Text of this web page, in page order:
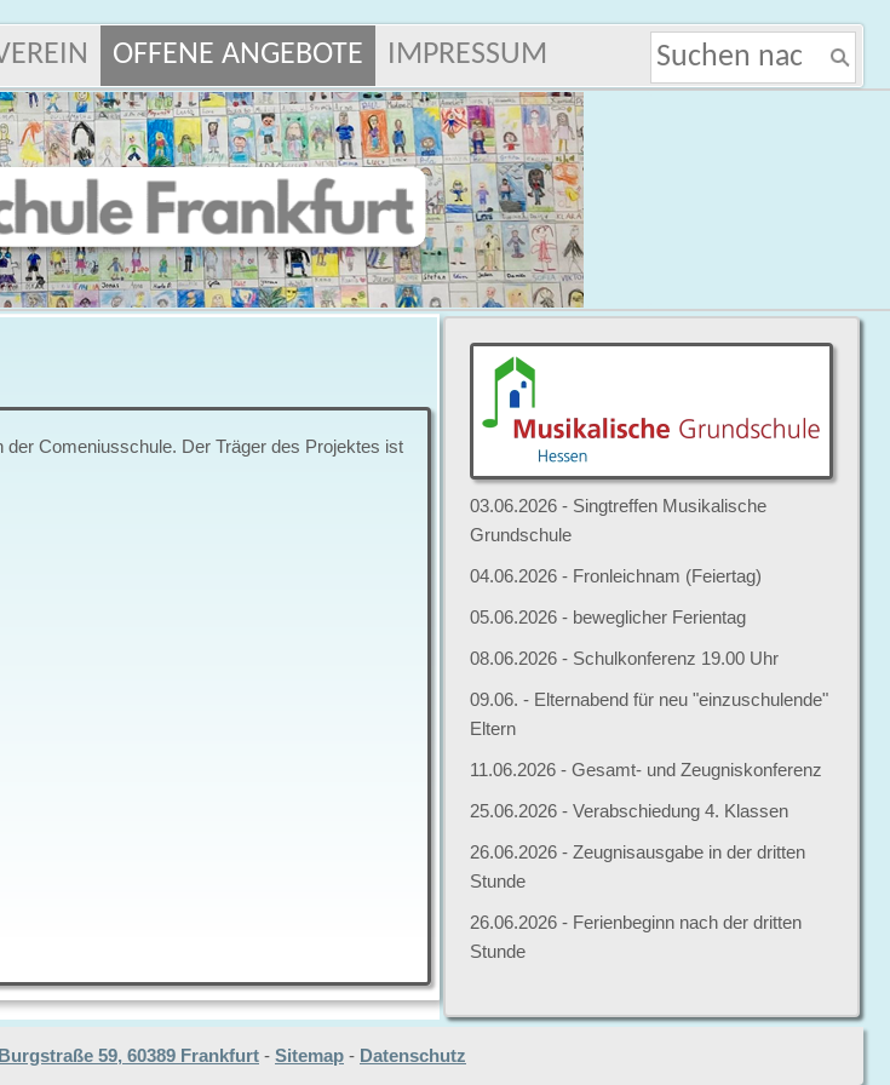
OFFENE ANGEBOTE IMPRESSUM
Comeniusschule. Der Träger des Projektes ist
03.06.2026 - Singtreffen Musikalische
Grundschule
04.06.2026 - Fronleichnam (Feiertag)
05.06.2026 - beweglicher Ferientag
08.06.2026 - Schulkonferenz 19.00 Uhr
09.06. - Elternabend für neu "einzuschulende"
Eltern
11.06.2026 - Gesamt- und Zeugniskonferenz
25.06.2026 - Verabschiedung 4. Klassen
26.06.2026 - Zeugnisausgabe in der dritten
Stunde
26.06.2026 - Ferienbeginn nach der dritten
Stunde
59, 60389 Frankfurt - Sitemap - Datenschutz